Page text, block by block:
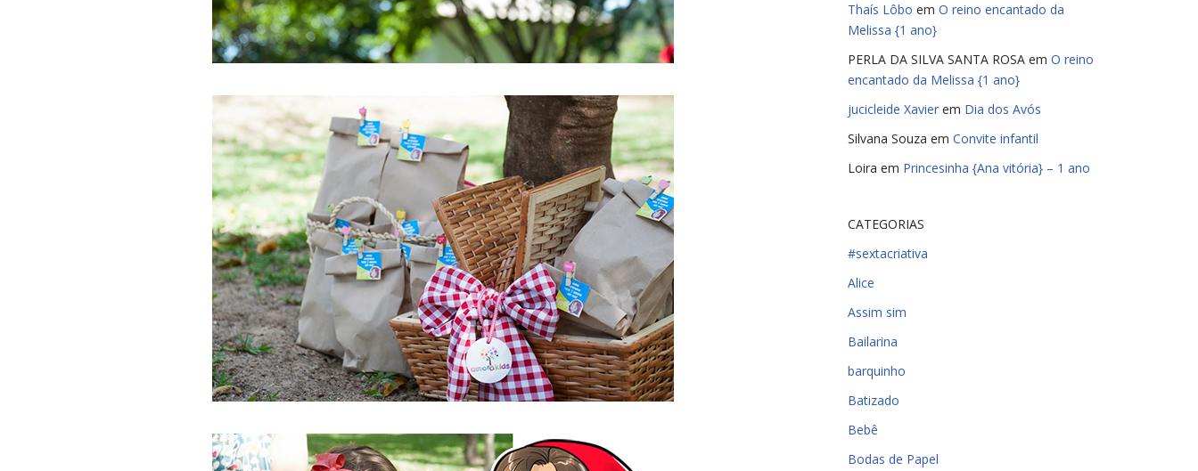
Thaís Lôbo em O reino encantado da
Melissa {1 ano}
PERLA DA SILVA SANTA ROSA em O reino
encantado da Melissa {1 ano}
jucicleide Xavier em Dia dos Avós
Silvana Souza em Convite infantil
Loira em Princesinha {Ana vitória} – 1 ano
CATEGORIAS
#sextacriativa
Alice
Assim sim
Bailarina
barquinho
Batizado
Bebê
Bodas de Papel